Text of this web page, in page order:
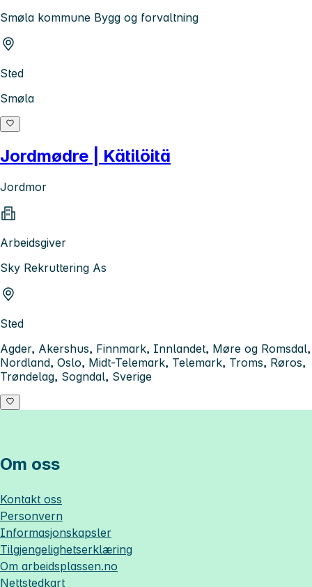
Smøla kommune Bygg og forvaltning
Sted
Smøla
Jordmødre | Kätilöitä
Jordmor
Arbeidsgiver
Sky Rekruttering As
Sted
Agder, Akershus, Finnmark, Innlandet, Møre og Romsdal,
Nordland, Oslo, Midt-Telemark, Telemark, Troms, Røros,
Trøndelag, Sogndal, Sverige
Om oss
Kontakt oss
Personvern
Informasjonskapsler
Tilgjengelighetserklæring
Om arbeidsplassen.no
Nettstedkart